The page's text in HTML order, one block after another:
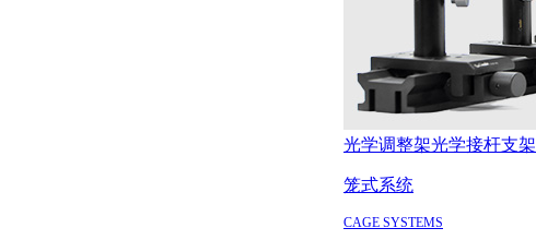
光学调整架光学接杆支架
笼式系统
CAGE SYSTEMS